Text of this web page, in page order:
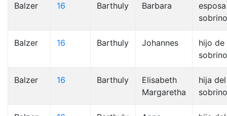
Balzer 16 Barthuly Barbara
sobrino
Balzer 16 Barthuly Johannes
hijo de
Balzer 16 Barthuly
Elisabeth
Margaretha
hija del